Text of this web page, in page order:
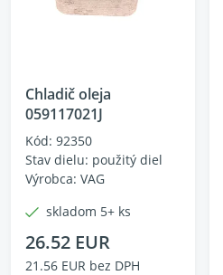
Chladič oleja
059117021J
Kód: 92350
Stav dielu: použitý diel
Výrobca: VAG
skladom 5+ ks
26.52 EUR
21.56 EUR bez DPH